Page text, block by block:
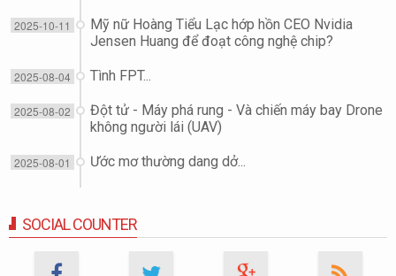
Mỹ nữ Hoàng Tiểu Lạc hớp hồn CEO Nvidia
Jensen Huang để đoạt công nghệ chip?
2025-10-11
Tình FPT...
2025-08-04
Đột tử - Máy phá rung - Và chiến máy bay Drone
không người lái (UAV)
2025-08-02
Ước mơ thường dang dở...
2025-08-01
SOCIAL COUNTER